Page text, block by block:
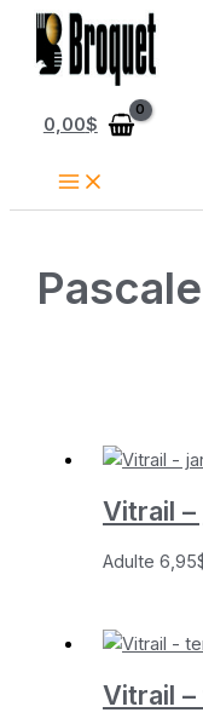
Aller
contenu
0,00$
Vitrail
Adulte6,95
Vitrail